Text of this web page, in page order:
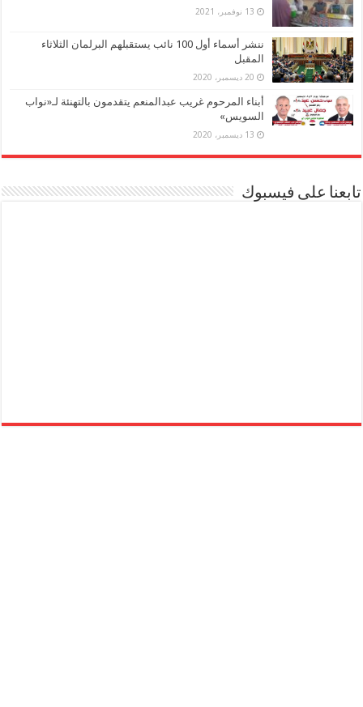
13 نوفمبر، 2021
ننشر أسماء أول 100 نائب يستقبلهم البرلمان الثلاثاء
المقبل
20 ديسمبر، 2020
أبناء المرحوم غريب عبدالمنعم يتقدمون بالتهنئة لـ«نواب
السويس»
13 ديسمبر، 2020
تابعنا على فيسبوك